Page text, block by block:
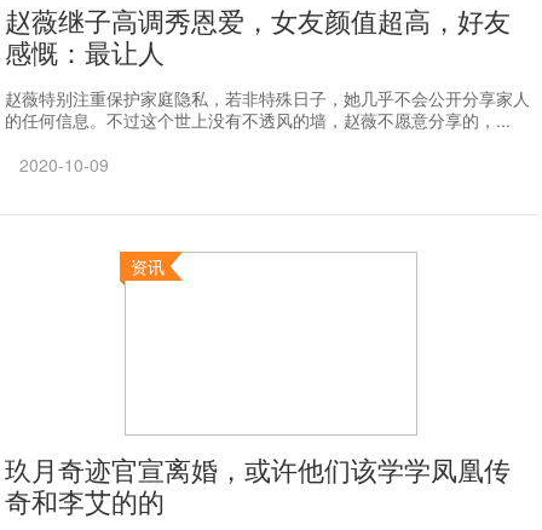
赵薇继子高调秀恩爱，女友颜值超高，好友
感慨：最让人
赵薇特别注重保护家庭隐私，若非特殊日子，她几乎不会公开分享家人
的任何信息。不过这个世上没有不透风的墙，赵薇不愿意分享的，...
2020-10-09
资讯
玖月奇迹官宣离婚，或许他们该学学凤凰传
奇和李艾的的